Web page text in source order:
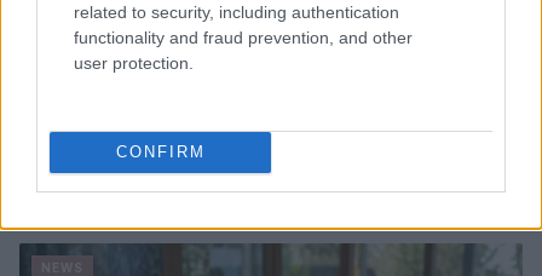
related to security, including authentication
functionality and fraud prevention, and other
user protection.
CONFIRM
Papa Leone XIV incontra i giovani ad Assisi: il richiamo
alla pace e alla solidarietà